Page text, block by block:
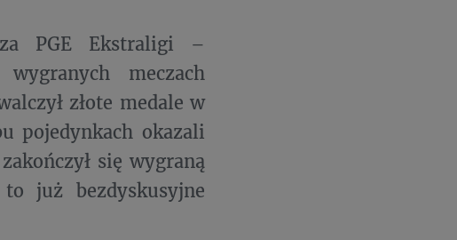
PGE Ekstraligi –
meczach
złote medale w
pojedynkach okazali
się wygraną
już bezdyskusyjne